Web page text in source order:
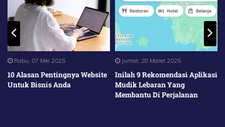
Rabu, 07 Mei 2025
10 Alasan Pentingnya Website
Untuk Bisnis Anda
Jumat, 28 Maret 2025
Inilah 9 Rekomendasi Aplikasi
Mudik Lebaran Yang
Membantu Di Perjalanan